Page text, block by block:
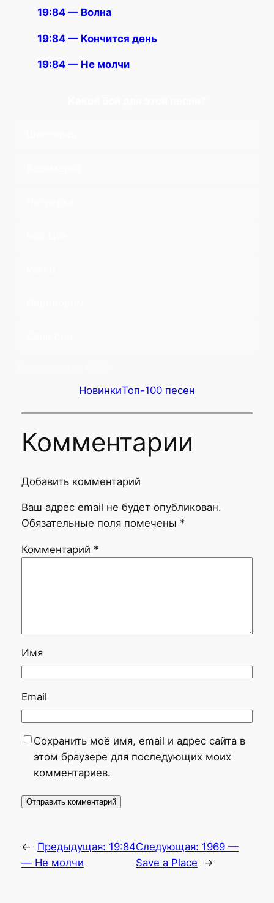
19:84 — Волна
19:84 — Кончится день
19:84 — Не молчи
НовинкиТоп-100 песен
Комментарии
Добавить комментарий
Ваш адрес email не будет опубликован.
Обязательные поля помечены *
Комментарий *
Имя
Email
Сохранить моё имя, email и адрес сайта в
этом браузере для последующих моих
комментариев.
← Предыдущая: 19:84
— Не молчи
Следующая: 1969 —
Save a Place
→